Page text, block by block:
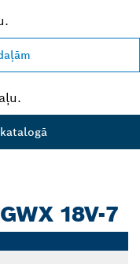
18V-7